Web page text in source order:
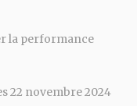
la performance
22 novembre 2024